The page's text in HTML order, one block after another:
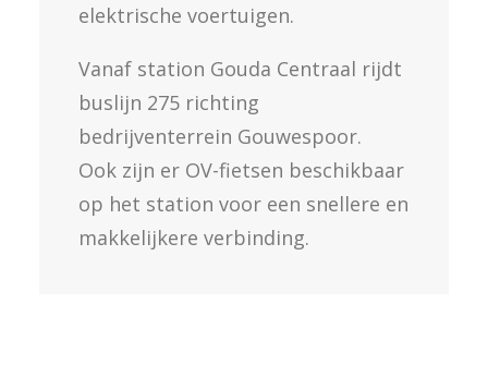
elektrische voertuigen.
Vanaf station Gouda Centraal rijdt
buslijn 275 richting
bedrijventerrein Gouwespoor.
Ook zijn er OV-fietsen beschikbaar
op het station voor een snellere en
makkelijkere verbinding.